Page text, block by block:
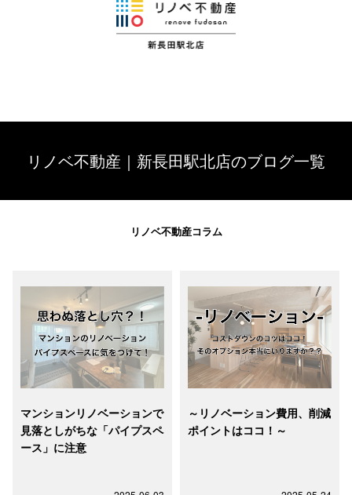
リノベ不動産｜新長田駅北店のブログ一覧
リノベ不動産コラム
マンションリノベーションで
見落としがちな「パイプスペ
ース」に注意
～リノベーション費用、削減
ポイントはココ！～